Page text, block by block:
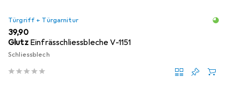
Türgriff + Türgarnitur
EUR
39,90
Glutz Einfrässchliessbleche V-1151
Schliessblech